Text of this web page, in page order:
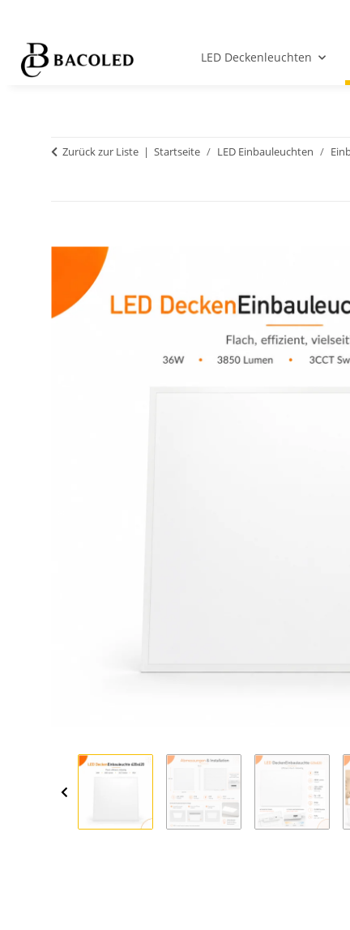
LED Deckenleuchten
Zurück zur Liste Startseite LED Einbauleuchten